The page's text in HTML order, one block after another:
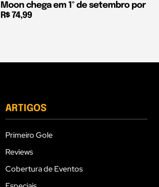
Moon chega em 1º de setembro por
R$ 74,99
ARTIGOS
Primeiro Gole
Reviews
Cobertura de Eventos